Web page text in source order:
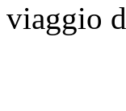
viaggio